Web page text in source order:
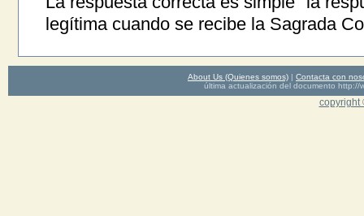
legítima cuando se recibe la Sagrada
About Us (Quienes somos) | Contacta con
última actualización del documento http://
copyright